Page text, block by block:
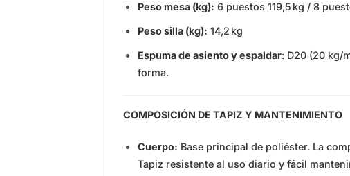
Peso mesa (kg): 6 puestos 119,5 kg / 8
Peso silla (kg): 14,2 kg
Espuma de asiento y espaldar: D20 (20 kg/
forma.
COMPOSICIÓN DE TAPIZ Y MANTENIMIENTO
Cuerpo: Base principal de poliéster. La
Tapiz resistente al uso diario y fácil